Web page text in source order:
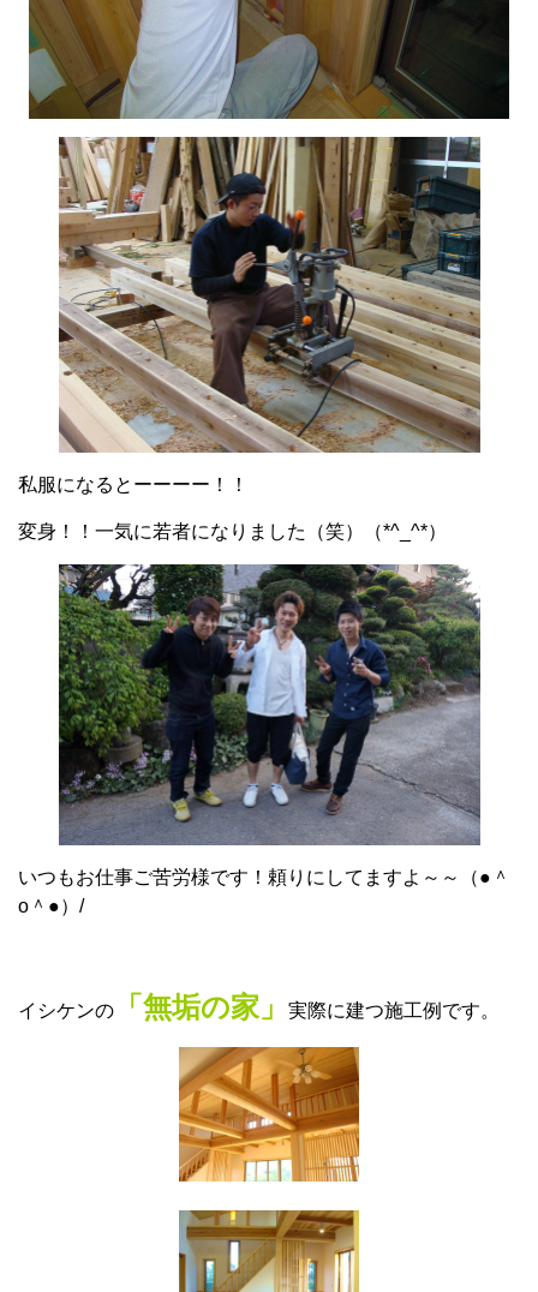
私服になるとーーーー！！
変身！！一気に若者になりました（笑）（*^_^*）
いつもお仕事ご苦労様です！頼りにしてますよ～～（●＾
o＾●）/
イシケンの 「無垢の家」 実際に建つ施工例です。